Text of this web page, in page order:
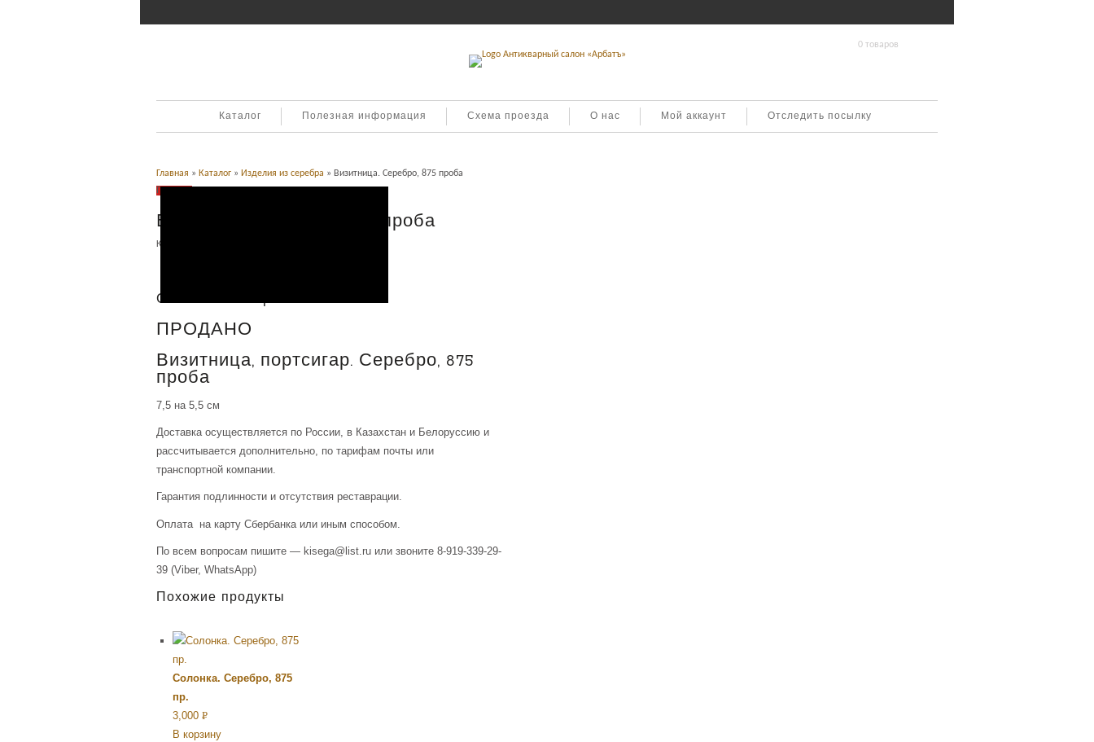
0 товаров
Каталог Полезная информация Схема проезда О нас Мой аккаунт Отследить посылку
Главная » Каталог » Изделия из серебра » Визитница. Серебро, 875 проба
Продано
Визитница. Серебро, 875 проба
Категория:
Описание товара
ПРОДАНО
Визитница, портсигар. Серебро, 875
проба
7,5 на 5,5 см
Доставка осуществляется по России, в Казахстан и Белоруссию и
рассчитывается дополнительно, по тарифам почты или
транспортной компании.
Гарантия подлинности и отсутствия реставрации.
Оплата на карту Сбербанка или иным способом.
По всем вопросам пишите — kisega@list.ru или звоните 8-919-339-29-
39 (Viber, WhatsApp)
Похожие продукты
Солонка. Серебро, 875
пр.
3,000 Р
УБ.
В корзину